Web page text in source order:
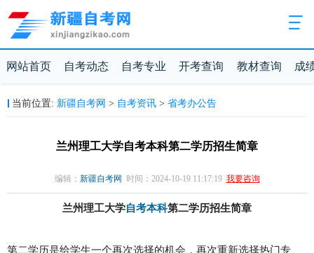
网站首页 自考动态 自考专业 开考查询 教材查询 成
当前位置: 新疆自考网 > 自考资讯> 省考办公告
兰州理工大学自考本科第二学历招生简章
编辑： 新疆自考网 时间：2024-10-19 11:17:19 我要咨询
兰州理工大学自考本科第二学历招生简章
第二学历是给学生一个再次选择的机会，再次重新选择热门专